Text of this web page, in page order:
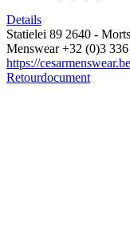
Details
Statielei 89 2640 -
Menswear +32 (0)3
https://
Retourdocument